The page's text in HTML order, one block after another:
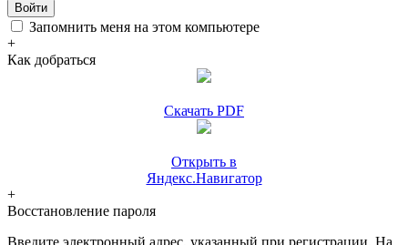
Войти
Запомнить меня на этом компьютере
+
Как добраться
Скачать PDF
Открыть в
Яндекс.Навигатор
+
Восстановление пароля
Введите электронный адрес, указанный при регистрации. На